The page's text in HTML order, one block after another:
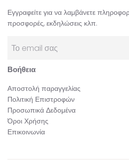
Εγγραφείτε για να λαμβάνετε
προσφορές, εκδηλώσεις κλπ.
Βοήθεια
Αποστολή παραγγελίας
Πολιτική Επιστροφών
Προσωπικά Δεδομένα
Όροι Χρήσης
Επικοινωνία